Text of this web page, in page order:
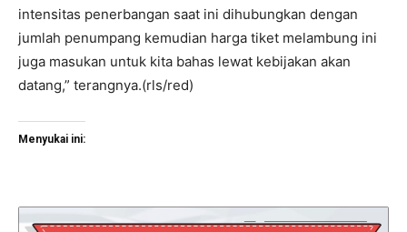
intensitas penerbangan saat ini dihubungkan dengan
jumlah penumpang kemudian harga tiket melambung ini
juga masukan untuk kita bahas lewat kebijakan akan
datang,” terangnya.(rls/red)
Menyukai ini: